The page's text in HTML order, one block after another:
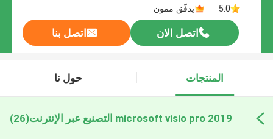
5.0
يدقّق ممون
اتصل الان اتصل بنا
المنتجات حول نا
microsoft visio pro 2019 التصنيع عبر الإنترنت (26)